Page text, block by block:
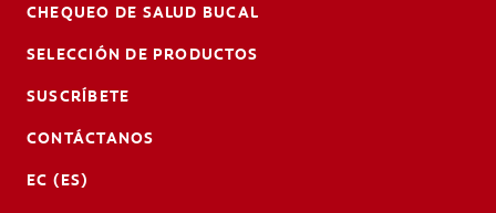
CHEQUEO DE SALUD BUCAL
SELECCIÓN DE PRODUCTOS
SUSCRÍBETE
CONTÁCTANOS
EC (ES)